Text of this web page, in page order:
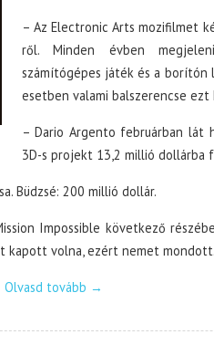
– Az Electronic Arts mozifilmet
ről. Minden évben
számítógépes játék és a
esetben valami balszerencse ezt
– Dario Argento februárban lát
3D-s projekt 13,2 millió dollárba
Büdzsé: 200 millió dollár.
Impossible következő
kapott volna, ezért nemet mondott.
Olvasd tovább →